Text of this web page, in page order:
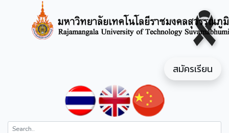
สมัครเรียน